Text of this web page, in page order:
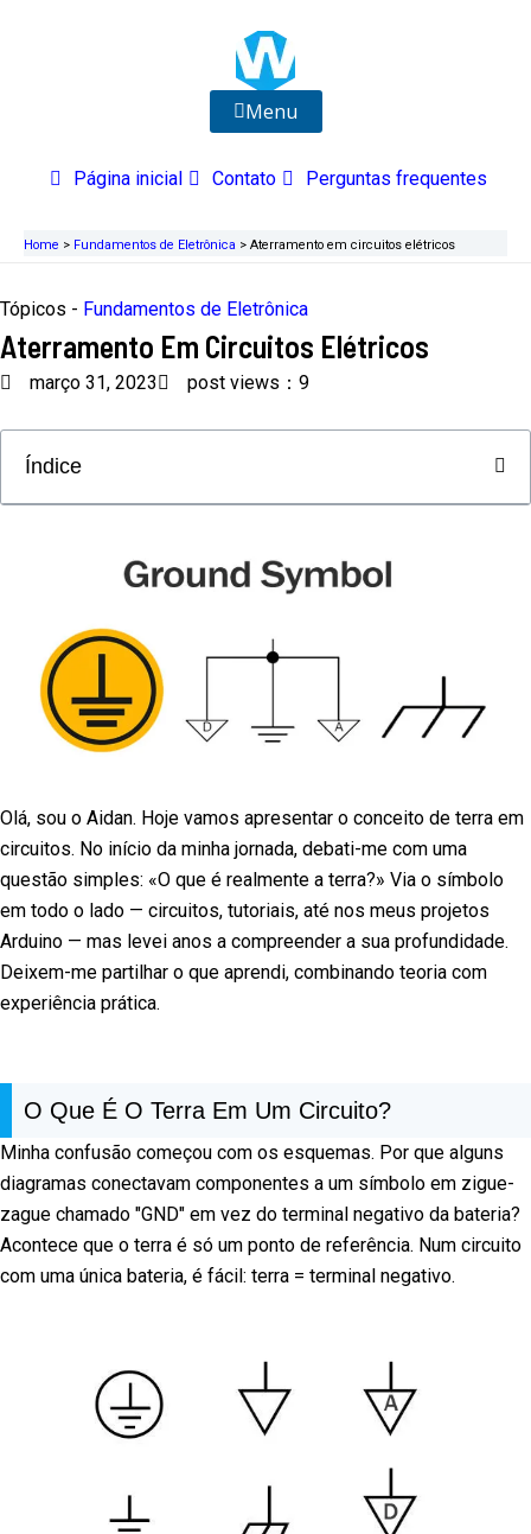
Menu
Página inicial Contato Perguntas frequentes
Home > Fundamentos de Eletrônica > Aterramento em circuitos elétricos
Tópicos - Fundamentos de Eletrônica
Aterramento Em Circuitos Elétricos
março 31, 2023 post views：9
Índice
Olá, sou o Aidan. Hoje vamos apresentar o conceito de terra em
circuitos. No início da minha jornada, debati-me com uma
questão simples: «O que é realmente a terra?» Via o símbolo
em todo o lado — circuitos, tutoriais, até nos meus projetos
Arduino — mas levei anos a compreender a sua profundidade.
Deixem-me partilhar o que aprendi, combinando teoria com
experiência prática.
O Que É O Terra Em Um Circuito?
Minha confusão começou com os esquemas. Por que alguns
diagramas conectavam componentes a um símbolo em zigue-
zague chamado "GND" em vez do terminal negativo da bateria?
Acontece que o terra é só um ponto de referência. Num circuito
com uma única bateria, é fácil: terra = terminal negativo.